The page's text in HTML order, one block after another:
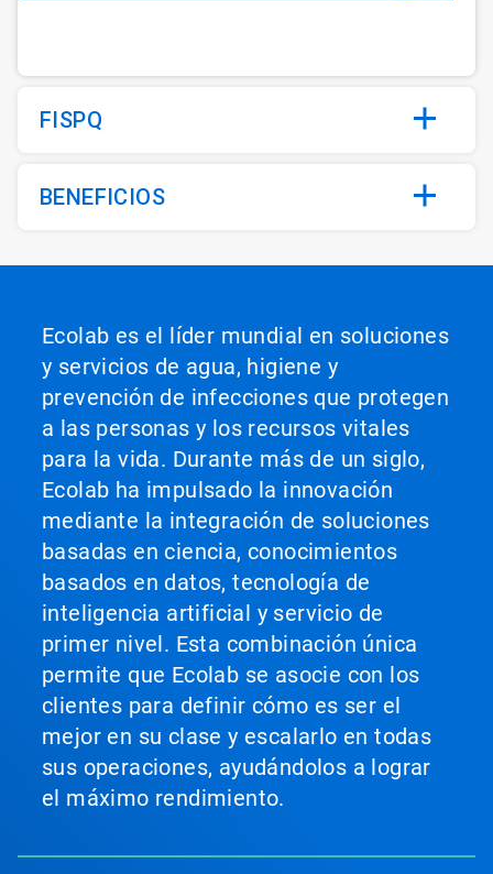
FISPQ
BENEFICIOS
Ecolab es el líder mundial en soluciones
y servicios de agua, higiene y
prevención de infecciones que protegen
a las personas y los recursos vitales
para la vida. Durante más de un siglo,
Ecolab ha impulsado la innovación
mediante la integración de soluciones
basadas en ciencia, conocimientos
basados en datos, tecnología de
inteligencia artificial y servicio de
primer nivel. Esta combinación única
permite que Ecolab se asocie con los
clientes para definir cómo es ser el
mejor en su clase y escalarlo en todas
sus operaciones, ayudándolos a lograr
el máximo rendimiento.